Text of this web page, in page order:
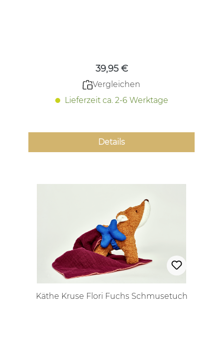
39,95 €
Vergleichen
Lieferzeit ca. 2-6 Werktage
Details
Käthe Kruse Flori Fuchs Schmusetuch